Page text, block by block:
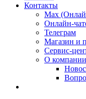
Контакты
Max
Онлайн-
Телеграм
Магазин и
Сервис-
О компании